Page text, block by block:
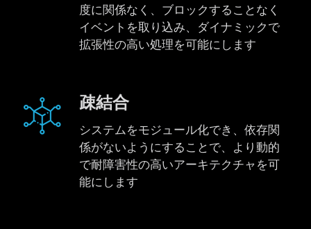
度に関係なく、ブロックすることなく
イベントを取り込み、ダイナミックで
拡張性の高い処理を可能にします
疎結合
システムをモジュール化でき、依存関
係がないようにすることで、より動的
で耐障害性の高いアーキテクチャを可
能にします